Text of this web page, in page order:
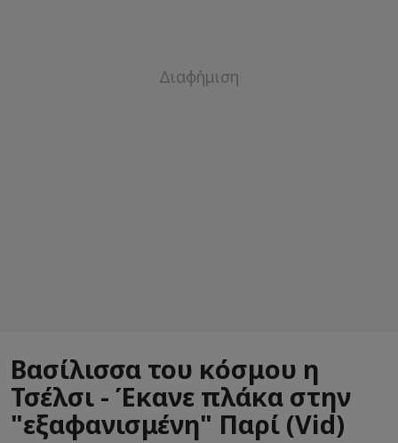
Βασίλισσα του κόσμου η
Τσέλσι - Έκανε πλάκα στην
"εξαφανισμένη" Παρί (Vid)